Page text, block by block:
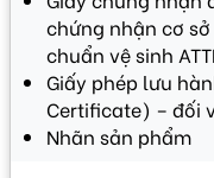
chứng nhận cơ
chuẩn vệ sinh
Giấy phép lưu
Certificate) – đối
Nhãn sản phẩm